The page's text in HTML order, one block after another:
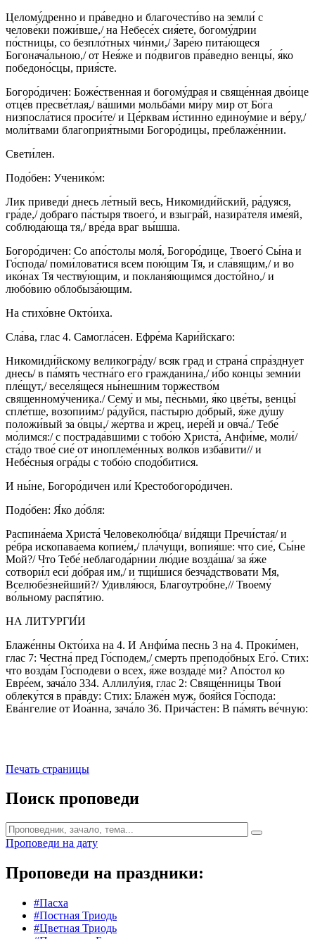
Целому́дренно и пра́ведно и благочести́во на земли́ с
челове́ки пожи́вше,/ на Небесе́х сия́ете, богому́дрии
по́стницы, со безпло́тных чи́нми,/ Заре́ю пита́ющеся
Богонача́льною,/ от Нея́же и по́двигов пра́ведно венцы́, я́ко
победоно́сцы, прия́сте.
Богоро́дичен: Боже́ственная и богому́драя и свяще́нная дво́ице
отце́в пресве́тлая,/ ва́шими мольба́ми ми́ру мир от Бо́га
низпосла́тися проси́те/ и Це́рквам и́стинно единоу́мие и ве́ру,/
моли́твами благоприя́тными Богоро́дицы, преблаже́ннии.
Свети́лен.
Подо́бен: Ученико́м:
Лик приведи́ днесь ле́тный весь, Никомиди́йский, ра́дуяся,
гра́де,/ добраго па́стыря твоего́, и взыгра́й, назира́теля име́яй,
соблюда́юща тя,/ вре́да враг вы́шша.
Богоро́дичен: Со апо́столы моля́, Богоро́дице, Твоего́ Сы́на и
Го́спода/ поми́ловатися всем пою́щим Тя, и сла́вящим,/ и во
ико́нах Тя честву́ющим, и покланя́ющимся досто́йно,/ и
любо́вию облобыза́ющим.
На стихо́вне Окто́иха.
Сла́ва, глас 4. Самогла́сен. Ефре́ма Кари́йскаго:
Никомиди́йскому великогра́ду/ всяк град и страна́ спра́зднует
днесь/ в па́мять честна́го его́ граждани́на,/ и́бо концы́ земни́и
пле́щут,/ веселя́щеся ны́нешним торжество́м
священному́ченика./ Сему́ и мы, пе́сньми, я́ко цве́ты, венцы́
спле́тше, возопии́м:/ ра́дуйся, па́стырю до́брый, я́же ду́шу
положи́вый за о́вцы,/ же́ртва и жрец, иере́й и овча́./ Тебе́
мо́лимся:/ с пострада́вшими с тобо́ю Христа́, Анфи́ме, моли́/
ста́до твое́ сие́ от иноплеме́нных волко́в изба́вити// и
Небе́сныя огра́ды с тобо́ю сподо́битися.
И ны́не, Богоро́дичен или́ Крестобогоро́дичен.
Подо́бен: Я́ко до́бля:
Распина́ема Христа́ Человеколю́бца/ ви́дящи Пречи́стая/ и
ре́бра ископава́ема копие́м,/ пла́чущи, вопия́ше: что сие́, Сы́не
Мой?/ Что Тебе́ неблагода́рнии лю́дие возда́ша/ за я́же
сотвори́л еси́ до́брая им,/ и тщи́шися безча́дствовати Мя,
Вселюбе́знейший?/ Удивля́юся, Благоутро́бне,// Твоему́
во́льному распя́тию.
НА ЛИТУРГИ́И
Блаже́нны Окто́иха на 4. И Анфи́ма песнь 3 на 4. Проки́мен,
глас 7: Честна́ пред Го́сподем,/ смерть преподо́бных Его́. Стих:
что возда́м Го́сподеви о всех, я́же воздаде́ ми? Апо́стол ко
Евре́ем, зача́ло 334. Аллилу́ия, глас 2: Свяще́нницы Твои́
облеку́тся в пра́вду: Стих: Блаже́н муж, боя́йся Го́спода:
Ева́нгелие от Иоа́нна, зача́ло 36. Прича́стен: В па́мять ве́чную:
Печать страницы
Поиск проповеди
Проповеди на дату
Проповеди на праздники:
#Пасха
#Постная Триодь
#Цветная Триодь